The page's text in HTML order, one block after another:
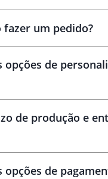
fazer um pedido?
opções de
de produção e
opções de